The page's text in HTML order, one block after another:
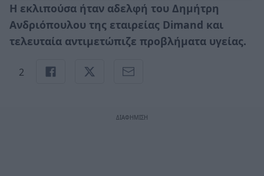
Η εκλιπούσα ήταν αδελφή του Δημήτρη
Ανδριόπουλου της εταιρείας Dimand και
τελευταία αντιμετώπιζε προβλήματα υγείας.
2